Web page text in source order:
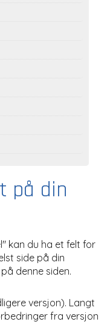
på din
kan du ha et felt for
side på din
denne siden.
versjon). Langt
fra versjon